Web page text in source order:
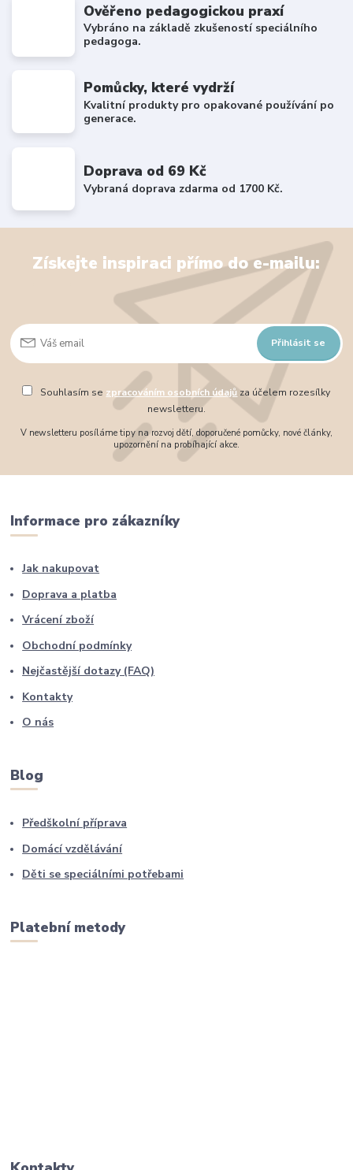
Ověřeno pedagogickou praxí
Vybráno na základě zkušeností speciálního
pedagoga.
Pomůcky, které vydrží
Kvalitní produkty pro opakované používání po
generace.
Doprava od 69 Kč
Vybraná doprava zdarma od 1700 Kč.
Získejte inspiraci přímo do e-mailu:
Přihlásit se
Souhlasím se zpracováním osobních údajůza účelem rozesílky
newsletteru.
V newsletteru posíláme tipy na rozvoj dětí, doporučené pomůcky, nové články,
upozornění na probíhající akce.
Informace pro zákazníky
Jak nakupovat
Doprava a platba
Vrácení zboží
Obchodní podmínky
Nejčastější dotazy (FAQ)
Kontakty
O nás
Blog
Předškolní příprava
Domácí vzdělávání
Děti se speciálními potřebami
Platební metody